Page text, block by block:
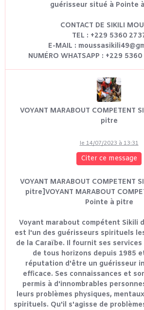
guérisseur situé à Pointe
CONTACT DE SIKILI
TEL : +229 5360
E-MAIL :
NUMÉRO WHATSAPP : +229
VOYANT MARABOUT COMPETENT
pitre
le 14/07/2023 à 13:31
Citer ce message
VOYANT MARABOUT COMPETENT
pitre]VOYANT MARABOUT
Pointe à pitre
Voyant marabout compétent Sikili
est l'un des guérisseurs spirituels
de la Caraïbe. Il fournit ses services
de tous horizons depuis 1985
réputation d'être un guérisseur
efficace. Ses connaissances et
permis à d'innombrables
leurs problèmes physiques,
spirituels. Qu'il s'agisse de